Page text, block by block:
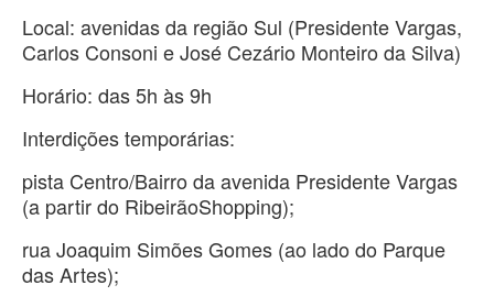
Local: avenidas da região Sul (Presidente Vargas,
Carlos Consoni e José Cezário Monteiro da Silva)
Horário: das 5h às 9h
Interdições temporárias:
pista Centro/Bairro da avenida Presidente Vargas
(a partir do RibeirãoShopping);
rua Joaquim Simões Gomes (ao lado do Parque
das Artes);